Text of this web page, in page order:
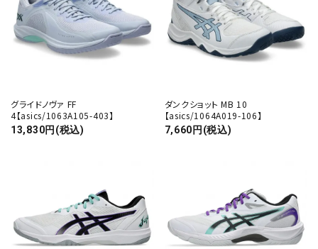
グライドノヴァ FF
4【asics/1063A105-403】
13,830円(税込)
ダンクショット MB 10
【asics/1064A019-106】
7,660円(税込)